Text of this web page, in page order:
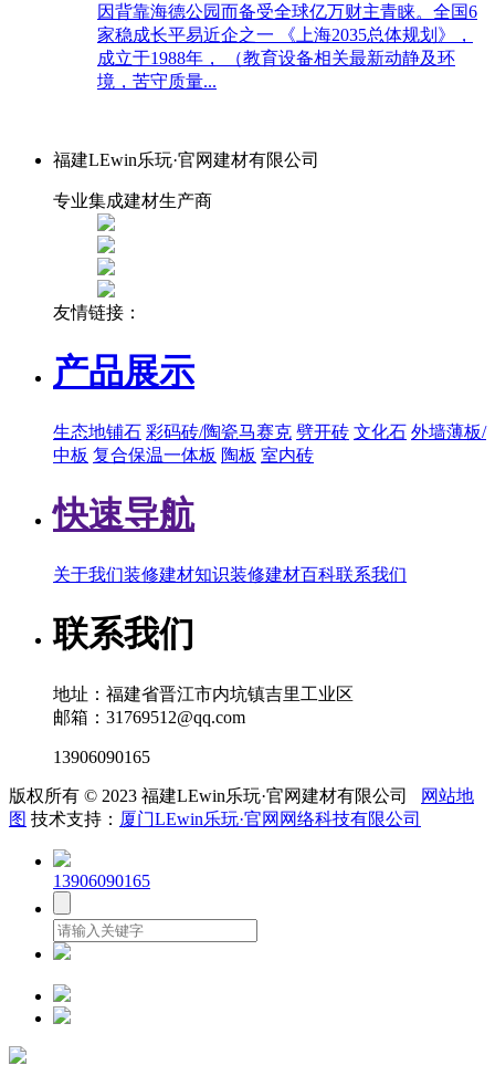
因背靠海德公园而备受全球亿万财主青睐。全国6
家稳成长平易近企之一 《上海2035总体规划》，
成立于1988年， （教育设备相关最新动静及环
境，苦守质量...
福建LEwin乐玩·官网建材有限公司
专业集成建材生产商
友情链接：
产品展示
生态地铺石 彩码砖/陶瓷马赛克 劈开砖 文化石 外墙薄板/
中板 复合保温一体板 陶板 室内砖
快速导航
关于我们装修建材知识装修建材百科联系我们
联系我们
地址：福建省晋江市内坑镇吉里工业区
邮箱：31769512@qq.com
13906090165
版权所有 © 2023 福建LEwin乐玩·官网建材有限公司
网站地
图 技术支持： 厦门LEwin乐玩·官网网络科技有限公司
13906090165